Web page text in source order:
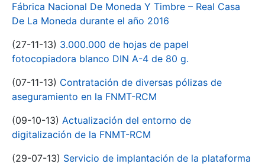
Fábrica Nacional De Moneda Y Timbre – Real Casa
De La Moneda durante el año 2016
(27-11-13) 3.000.000 de hojas de papel
fotocopiadora blanco DIN A-4 de 80 g.
(07-11-13) Contratación de diversas pólizas de
aseguramiento en la FNMT-RCM
(09-10-13) Actualización del entorno de
digitalización de la FNMT-RCM
(29-07-13) Servicio de implantación de la plataforma